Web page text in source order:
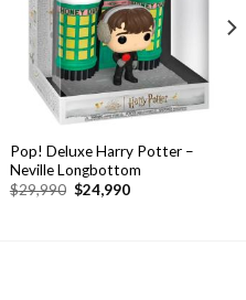
Pop! Deluxe Harry Potter –
Neville Longbottom
$29,990 El
precio
$24,990El